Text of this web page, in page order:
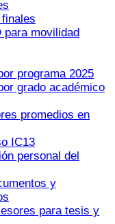
para movilidad
programa 2025
grado académico
promedios en
IC13
personal del
y
para tesis y